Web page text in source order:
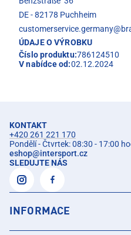
DE - 82178 Puchheim
ÚDAJE O VÝROBKU
Číslo produktu:786124510
V nabídce od:02.12.2024
KONTAKT
+420 261 221 170
Pondělí - Čtvrtek: 08:30 - 17:00
eshop@intersport.cz
SLEDUJTE NÁS
INFORMACE